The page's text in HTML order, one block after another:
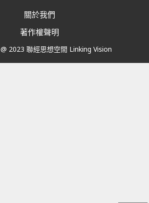
關於我們
著作權聲明
@ 2023 聯經思想空間 Linking Vision